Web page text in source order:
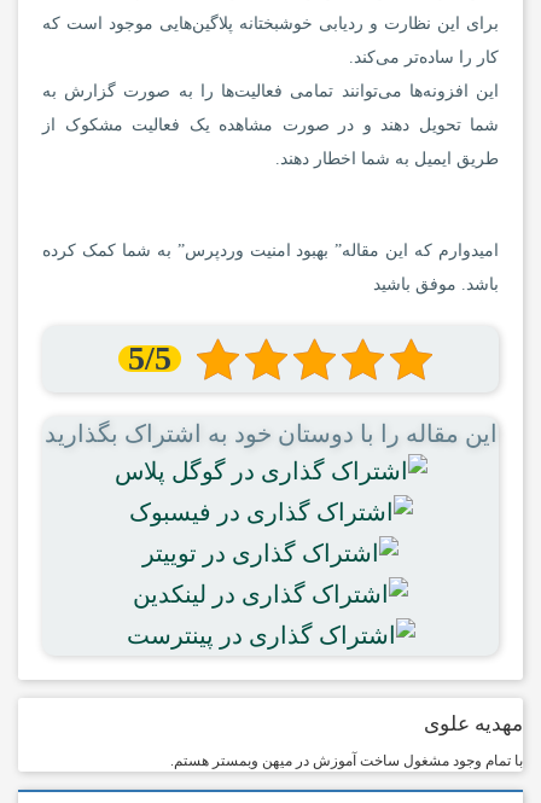
برای این نظارت و ردیابی خوشبختانه پلاگین‌هایی موجود است که
کار را ساده‌تر می‌کند.
این افزونه‌ها می‌توانند تمامی فعالیت‌ها را به صورت گزارش به
شما تحویل دهند و در صورت مشاهده یک فعالیت مشکوک از
طریق ایمیل به شما اخطار دهند.
امیدوارم که این مقاله” بهبود امنیت وردپرس” به شما کمک کرده
باشد. موفق باشید
5/5
این مقاله را با دوستان خود به اشتراک بگذارید
مهدیه علوی
با تمام وجود مشغول ساخت آموزش در میهن وبمستر هستم.